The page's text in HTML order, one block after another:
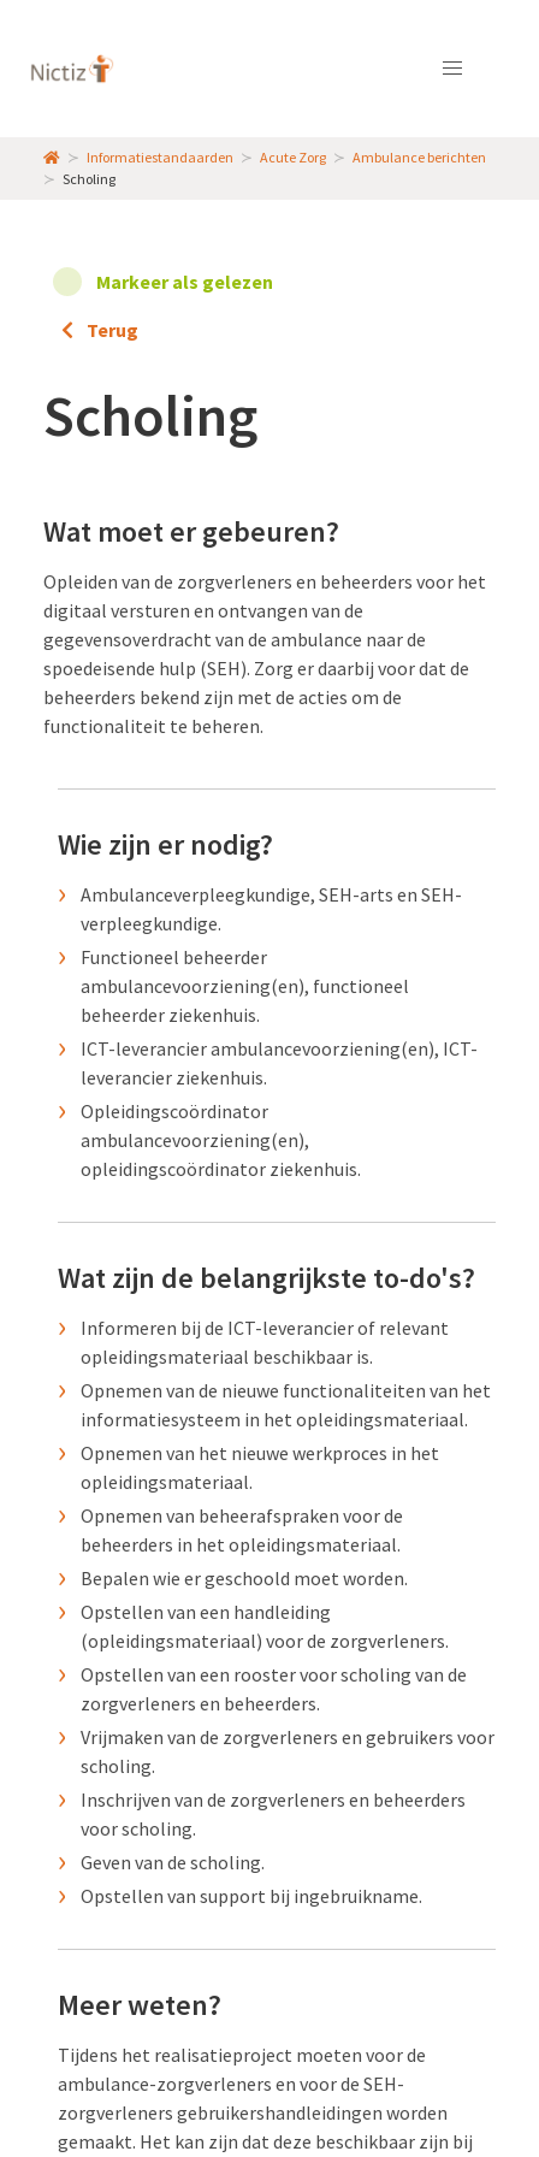
Informatiestandaarden Acute Zorg
Ambulance berichten
Scholing
Markeer als gelezen
Terug
Scholing
Wat moet er gebeuren?
Opleiden van de zorgverleners en beheerders voor het
digitaal versturen en ontvangen van de
gegevensoverdracht van de ambulance naar de
spoedeisende hulp (SEH). Zorg er daarbij voor dat de
beheerders bekend zijn met de acties om de
functionaliteit te beheren.
Wie zijn er nodig?
Ambulanceverpleegkundige, SEH-arts en SEH-
verpleegkundige.
Functioneel beheerder
ambulancevoorziening(en), functioneel
beheerder ziekenhuis.
ICT-leverancier ambulancevoorziening(en), ICT-
leverancier ziekenhuis.
Opleidingscoördinator
ambulancevoorziening(en),
opleidingscoördinator ziekenhuis.
Wat zijn de belangrijkste to-do's?
Informeren bij de ICT-leverancier of relevant
opleidingsmateriaal beschikbaar is.
Opnemen van de nieuwe functionaliteiten van het
informatiesysteem in het opleidingsmateriaal.
Opnemen van het nieuwe werkproces in het
opleidingsmateriaal.
Opnemen van beheerafspraken voor de
beheerders in het opleidingsmateriaal.
Bepalen wie er geschoold moet worden.
Opstellen van een handleiding
(opleidingsmateriaal) voor de zorgverleners.
Opstellen van een rooster voor scholing van de
zorgverleners en beheerders.
Vrijmaken van de zorgverleners en gebruikers voor
scholing.
Inschrijven van de zorgverleners en beheerders
voor scholing.
Geven van de scholing.
Opstellen van support bij ingebruikname.
Meer weten?
Tijdens het realisatieproject moeten voor de
ambulance-zorgverleners en voor de SEH-
zorgverleners gebruikershandleidingen worden
gemaakt. Het kan zijn dat deze beschikbaar zijn bij